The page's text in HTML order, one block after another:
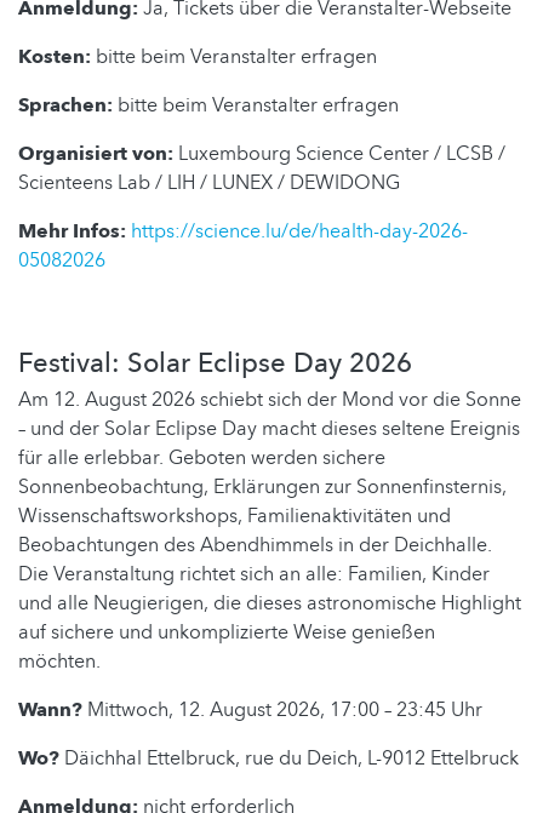
Anmeldung: Ja, Tickets über die Veranstalter-Webseite
Kosten: bitte beim Veranstalter erfragen
Sprachen: bitte beim Veranstalter erfragen
Organisiert von: Luxembourg Science Center / LCSB /
Scienteens Lab / LIH / LUNEX / DEWIDONG
Mehr Infos: https://science.lu/de/health-day-2026-
05082026
Festival: Solar Eclipse Day 2026
Am 12. August 2026 schiebt sich der Mond vor die Sonne
– und der Solar Eclipse Day macht dieses seltene Ereignis
für alle erlebbar. Geboten werden sichere
Sonnenbeobachtung, Erklärungen zur Sonnenfinsternis,
Wissenschaftsworkshops, Familienaktivitäten und
Beobachtungen des Abendhimmels in der Deichhalle.
Die Veranstaltung richtet sich an alle: Familien, Kinder
und alle Neugierigen, die dieses astronomische Highlight
auf sichere und unkomplizierte Weise genießen
möchten.
Wann? Mittwoch, 12. August 2026, 17:00 – 23:45 Uhr
Wo? Däichhal Ettelbruck, rue du Deich, L-9012 Ettelbruck
Anmeldung: nicht erforderlich